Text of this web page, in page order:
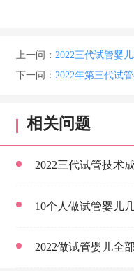
上一问： 2022三代试管婴
下一问： 2022年第三代试
相关问题
2022三代试管技术
10个人做试管婴儿
2022做试管婴儿全